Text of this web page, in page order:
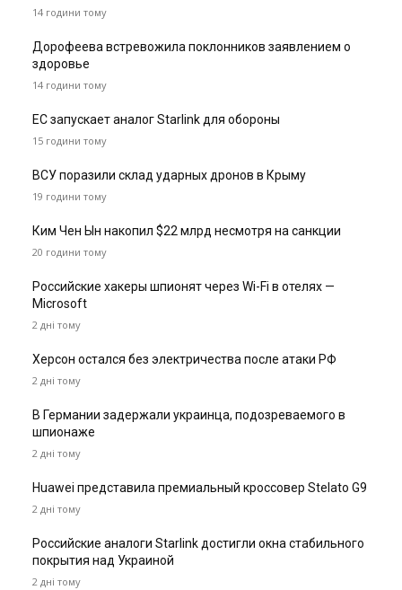
14 години тому
Дорофеева встревожила поклонников заявлением о
здоровье
14 години тому
ЕС запускает аналог Starlink для обороны
15 години тому
ВСУ поразили склад ударных дронов в Крыму
19 години тому
Ким Чен Ын накопил $22 млрд несмотря на санкции
20 години тому
Российские хакеры шпионят через Wi-Fi в отелях —
Microsoft
2 дні тому
Херсон остался без электричества после атаки РФ
2 дні тому
В Германии задержали украинца, подозреваемого в
шпионаже
2 дні тому
Huawei представила премиальный кроссовер Stelato G9
2 дні тому
Российские аналоги Starlink достигли окна стабильного
покрытия над Украиной
2 дні тому